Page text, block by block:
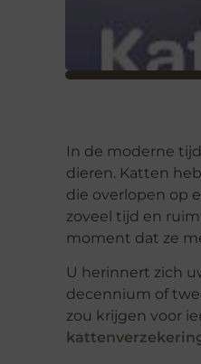
In de moderne
dieren. Katten
die overlopen op
zoveel tijd en
moment dat ze
U herinnert zich
decennium of
zou krijgen voor